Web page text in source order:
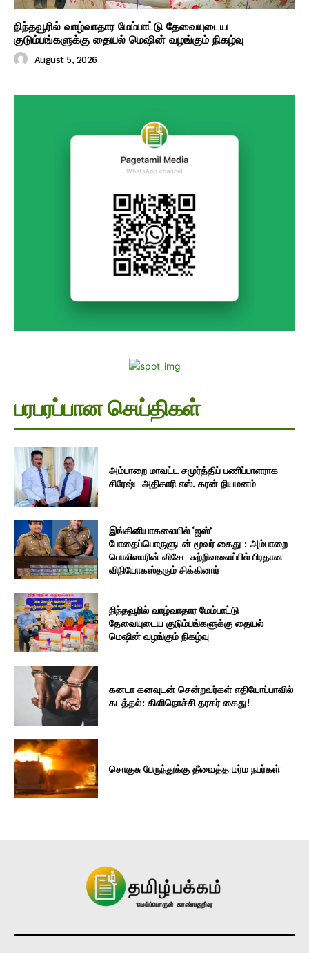
நிந்தவூரில் வாழ்வாதார மேம்பாட்டு தேவையுடைய
குடும்பங்களுக்கு தையல் மெஷின் வழங்கும் நிகழ்வு
August 5, 2026
பரபரப்பான செய்திகள்
அம்பாறை மாவட்ட சமுர்த்திப் பணிப்பாளராக
சிரேஷ்ட அதிகாரி எஸ். கரன் நியமனம்
இங்கினியாகலையில் ‘ஐஸ்’
போதைப்பொருளுடன் மூவர் கைது : அம்பாறை
பொலிஸாரின் விசேட சுற்றிவளைப்பில் பிரதான
விநியோகஸ்தரும் சிக்கினார்
நிந்தவூரில் வாழ்வாதார மேம்பாட்டு
தேவையுடைய குடும்பங்களுக்கு தையல்
மெஷின் வழங்கும் நிகழ்வு
கனடா கனவுடன் சென்றவர்கள் எதியோப்பாவில்
கடத்தல்: கிளிநொச்சி தரகர் கைது!
சொகுசு பேருந்துக்கு தீவைத்த மர்ம நபர்கள்